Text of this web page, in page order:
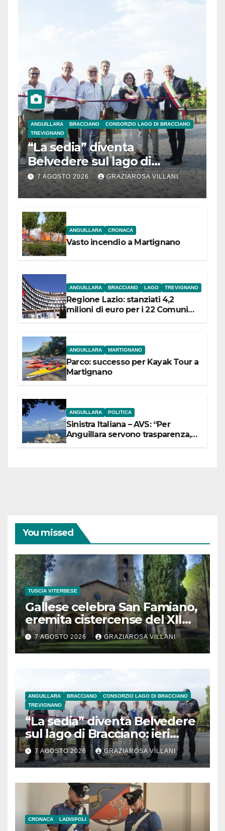
ANGUILLARA BRACCIANO
CONSORZIO LAGO DI BRACCIANO
TREVIGNANO
“La sedia” diventa
Belvedere sul lago di
Bracciano: ieri
l’inaugurazione
7 AGOSTO 2026 GRAZIAROSA VILLANI
ANGUILLARA CRONACA
Vasto incendio a Martignano
ANGUILLARA BRACCIANO LAGO TREVIGNANO
Regione Lazio: stanziati 4,2
milioni di euro per i 22 Comuni
ANGUILLARA MARTIGNANO
Parco: successo per Kayak Tour a
Martignano
ANGUILLARA POLITICA
Sinistra Italiana – AVS: “Per
Anguillara servono trasparenza,
You missed
TUSCIA VITERBESE
Gallese celebra San Famiano,
eremita cistercense del XII
secolo
7 AGOSTO 2026 GRAZIAROSA VILLANI
ANGUILLARA BRACCIANO
CONSORZIO LAGO DI BRACCIANO
TREVIGNANO
“La sedia” diventa Belvedere
sul lago di Bracciano: ieri
l’inaugurazione
7 AGOSTO 2026 GRAZIAROSA VILLANI
CRONACA LADISPOLI